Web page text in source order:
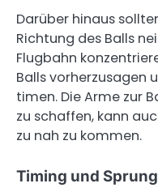
Darüber hinaus
Richtung des Balls
Flugbahn
Balls vorherzusagen
timen. Die Arme zur
zu schaffen, kann
zu nah zu kommen.
Timing und